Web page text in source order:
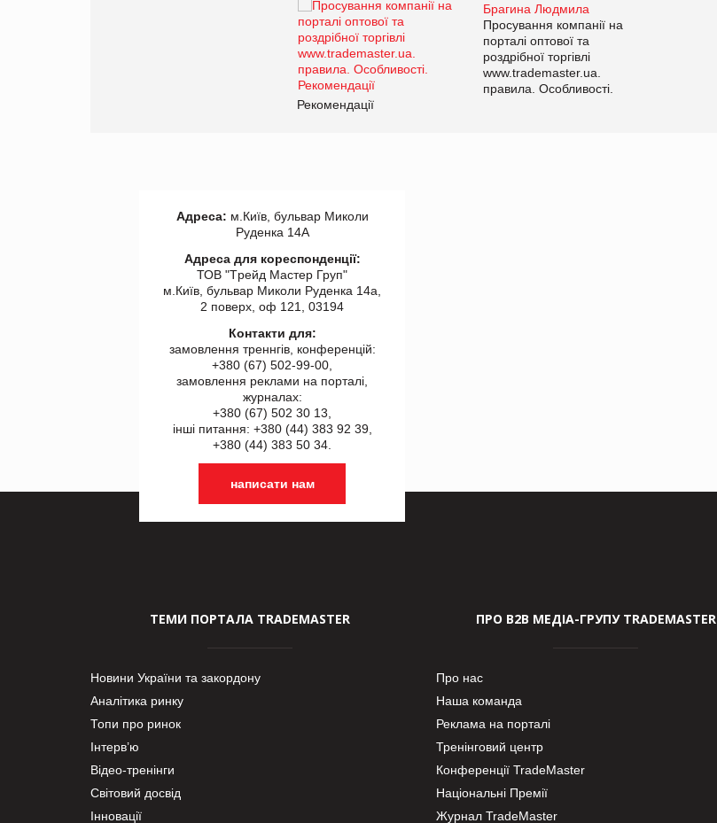
Брагина Людмила
Просування компанії на
порталі оптової та
роздрібної торгівлі
www.trademaster.ua.
правила. Особливості.
Рекомендації
Адреса: м.Київ, бульвар Миколи
Руденка 14А
Адреса для кореспонденції:
ТОВ "Tрейд Мастер Груп"
м.Київ, бульвар Миколи Руденка 14а,
2 поверх, оф 121, 03194
Контакти для:
замовлення треннгів, конференцій:
+380 (67) 502-99-00,
замовлення реклами на порталі,
журналах:
+380 (67) 502 30 13,
інші питання: +380 (44) 383 92 39,
+380 (44) 383 50 34.
написати нам
ТЕМИ ПОРТАЛА TRADEMASTER
Новини України та закордону
Аналітика ринку
Топи про ринок
Інтерв’ю
Відео-тренінги
Світовий досвід
Інновації
ПРО В2В МЕДІА-ГРУПУ TRADEMASTER
Про нас
Наша команда
Реклама на порталі
Тренінговий центр
Конференції TradeMaster
Національні Премії
Журнал TradeMaster